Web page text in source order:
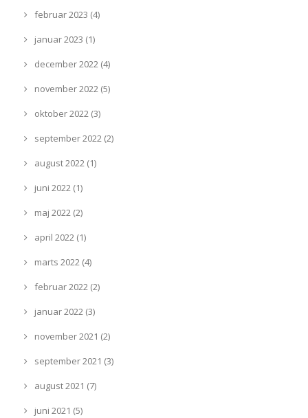
februar 2023 (4)
januar 2023 (1)
december 2022 (4)
november 2022 (5)
oktober 2022 (3)
september 2022 (2)
august 2022 (1)
juni 2022 (1)
maj 2022 (2)
april 2022 (1)
marts 2022 (4)
februar 2022 (2)
januar 2022 (3)
november 2021 (2)
september 2021 (3)
august 2021 (7)
juni 2021 (5)